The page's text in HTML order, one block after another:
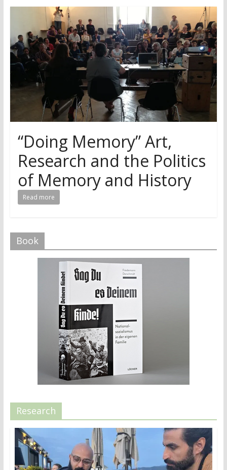
“Doing Memory” Art,
Research and the Politics
of Memory and History
Read more
Book
Research